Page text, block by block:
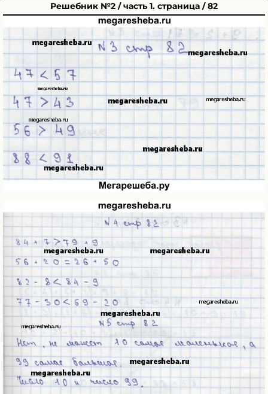
Решебник №2 / часть 1. страница / 82